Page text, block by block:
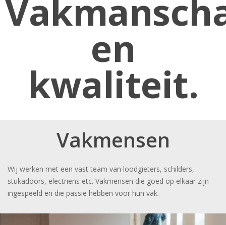
en
kwaliteit.
Vakmensen
Wij werken met een vast team van loodgieters, schilders,
stukadoors, electriens etc. Vakmensen die goed op elkaar zijn
ingespeeld en die passie hebben voor hun vak.